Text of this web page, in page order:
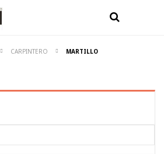
CARPINTERO MARTILLO